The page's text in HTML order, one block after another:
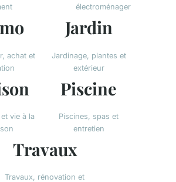
électroménager
achat et
Jardin
Jardinage, plantes et
extérieur
vie à la
Piscine
Piscines, spas et
entretien
Travaux
Travaux, rénovation et